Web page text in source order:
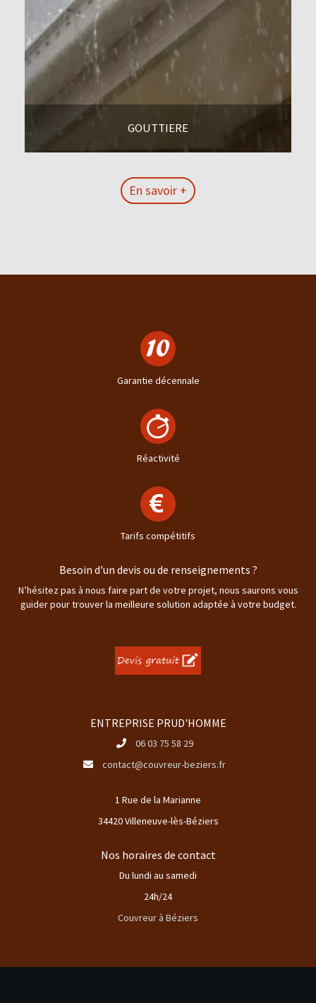
GOUTTIERE
En savoir +
Garantie décennale
Réactivité
Tarifs compétitifs
Besoin d'un devis ou de renseignements ?
N’hésitez pas à nous faire part de votre projet, nous saurons vous
guider pour trouver la meilleure solution adaptée à votre budget.
ENTREPRISE PRUD'HOMME
06 03 75 58 29
contact@couvreur-beziers.fr
1 Rue de la Marianne
34420 Villeneuve-lès-Béziers
Nos horaires de contact
Du lundi au samedi
24h/24
Couvreur à Béziers